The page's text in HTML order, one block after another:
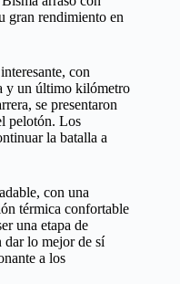
gran rendimiento en
con
y un último kilómetro
se presentaron
pelotón. Los
la batalla a
con una
térmica confortable
una etapa de
dar lo mejor de sí
a los